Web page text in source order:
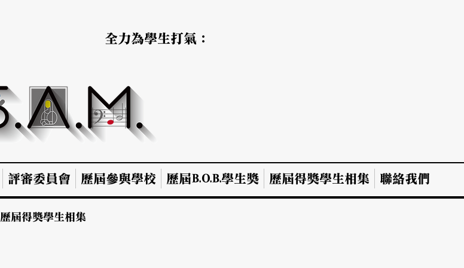
全力為學生打氣：
評審委員會 歷屆參與學校 歷屆B.O.B.學生獎 歷屆得獎學生相集 聯絡我們
歷屆得獎學生相集